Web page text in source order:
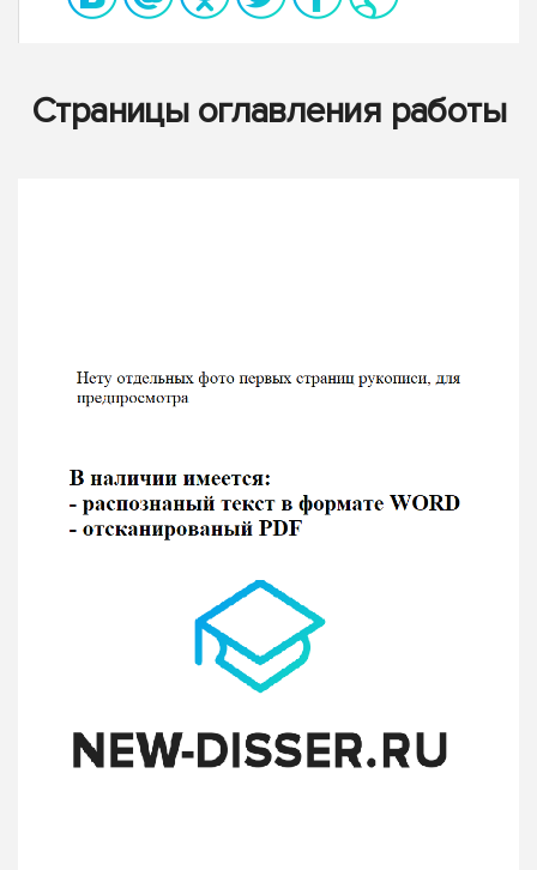
Страницы оглавления работы